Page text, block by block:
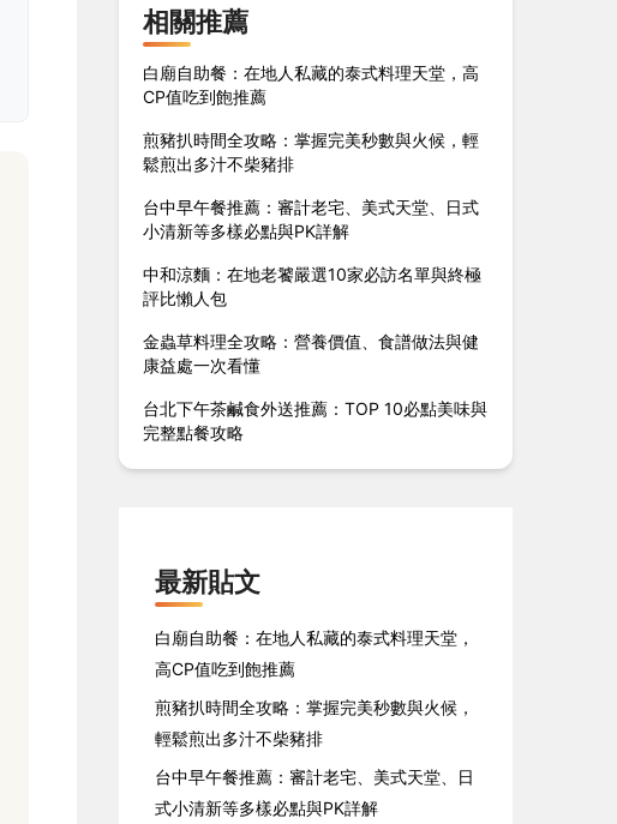
相關推薦
白廟自助餐：在地人私藏的泰式料理天堂，高
CP值吃到飽推薦
煎豬扒時間全攻略：掌握完美秒數與火候，輕
鬆煎出多汁不柴豬排
台中早午餐推薦：審計老宅、美式天堂、日式
小清新等多樣必點與PK詳解
中和涼麵：在地老饕嚴選10家必訪名單與終極
評比懶人包
金蟲草料理全攻略：營養價值、食譜做法與健
康益處一次看懂
台北下午茶鹹食外送推薦：TOP 10必點美味與
完整點餐攻略
最新貼文
白廟自助餐：在地人私藏的泰式料理天堂，
高CP值吃到飽推薦
煎豬扒時間全攻略：掌握完美秒數與火候，
輕鬆煎出多汁不柴豬排
台中早午餐推薦：審計老宅、美式天堂、日
式小清新等多樣必點與PK詳解